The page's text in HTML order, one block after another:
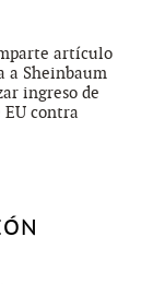
artículo
a Sheinbaum
ingreso de
EU contra